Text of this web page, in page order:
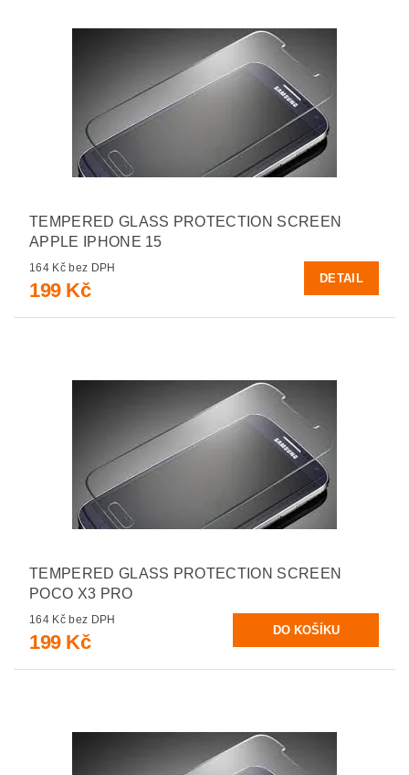
TEMPERED GLASS PROTECTION SCREEN
APPLE IPHONE 15
164 Kč bez DPH
199 Kč
DETAIL
TEMPERED GLASS PROTECTION SCREEN
POCO X3 PRO
164 Kč bez DPH
199 Kč